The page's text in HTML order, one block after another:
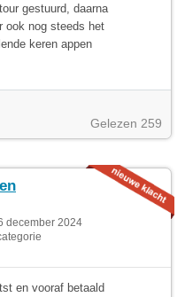
gestuurd, daarna
ook nog steeds het
keren appen
Gelezen 259
december 2024
en vooraf betaald